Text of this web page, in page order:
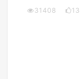
31408 13